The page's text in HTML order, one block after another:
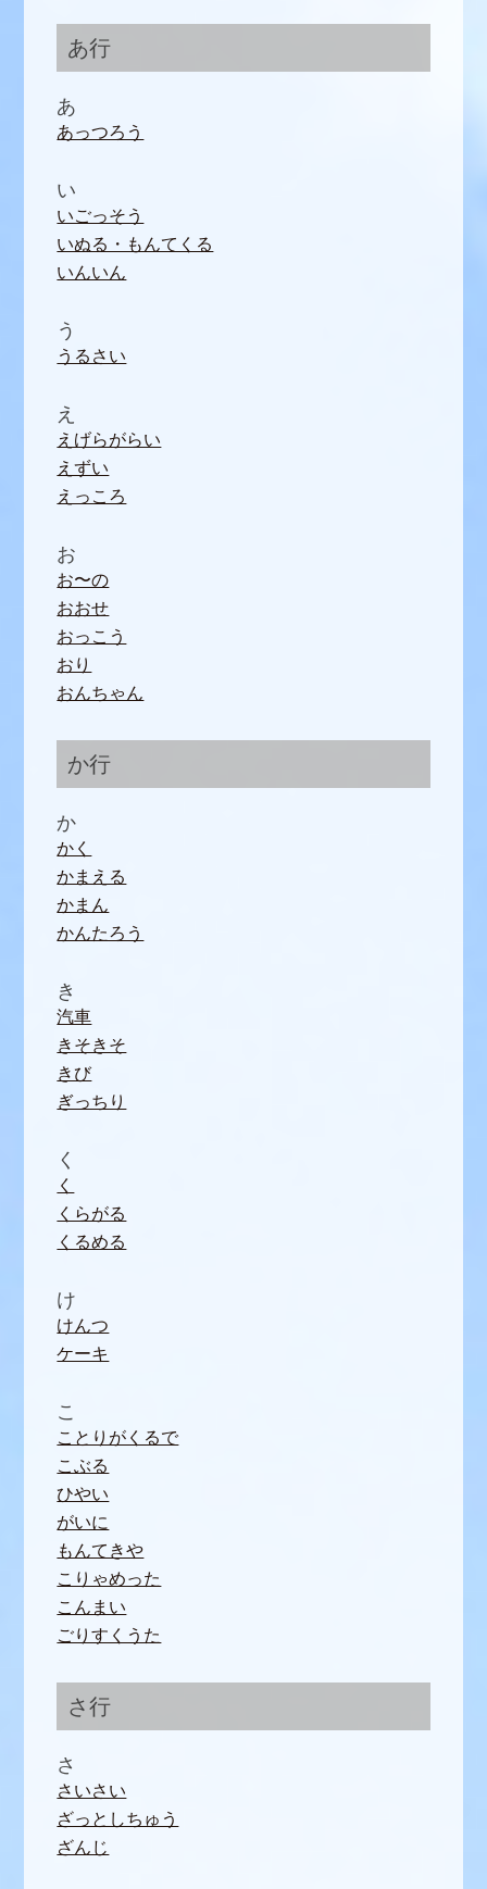
あ行
あ
あっつろう
い
いごっそう
いぬる・もんてくる
いんいん
う
うるさい
え
えげらがらい
えずい
えっころ
お
お〜の
おおせ
おっこう
おり
おんちゃん
か行
か
かく
かまえる
かまん
かんたろう
き
汽車
きそきそ
きび
ぎっちり
く
く
くらがる
くるめる
け
けんつ
ケーキ
こ
ことりがくるで
こぶる
ひやい
がいに
もんてきや
こりゃめった
こんまい
ごりすくうた
さ行
さ
さいさい
ざっとしちゅう
ざんじ